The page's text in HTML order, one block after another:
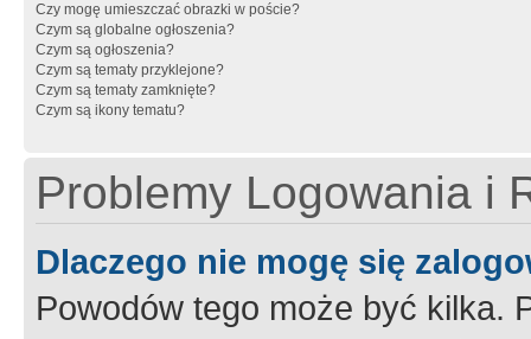
Czy mogę umieszczać obrazki w poście?
Czym są globalne ogłoszenia?
Czym są ogłoszenia?
Czym są tematy przyklejone?
Czym są tematy zamknięte?
Czym są ikony tematu?
Problemy Logowania i
Dlaczego nie mogę się
Powodów tego może być kilka.